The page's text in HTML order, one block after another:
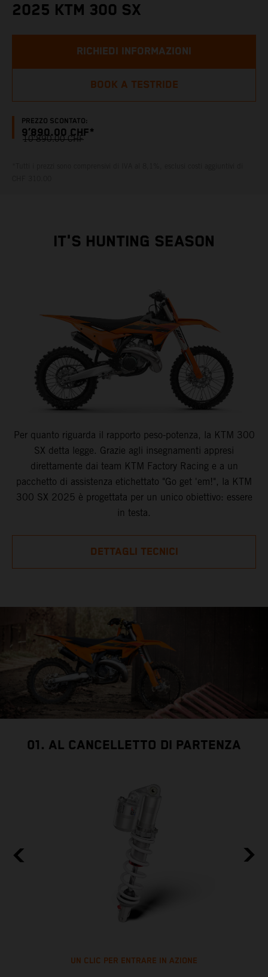
2025 KTM 300 SX
PREZZO SCONTATO:
9’890.00 CHF*
10’890.00 CHF
RICHIEDI INFORMAZIONI
BOOK A TESTRIDE
IT'S HUNTING SEASON
Per quanto riguarda il rapporto peso-potenza, la KTM 300
SX detta legge. Grazie agli insegnamenti appresi
direttamente dai team KTM Factory Racing e a un
pacchetto di assistenza etichettato "Go get 'em!", la KTM
300 SX 2025 è progettata per un unico obiettivo: essere
in testa.
DETTAGLI TECNICI
01. AL CANCELLETTO DI PARTENZA
UN CLIC PER ENTRARE IN AZIONE